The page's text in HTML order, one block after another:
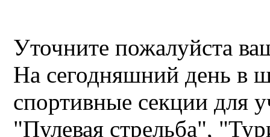
Уточните пожалуйста
На сегодняшний день в
спортивные секции для
"Пулевая стрельба",